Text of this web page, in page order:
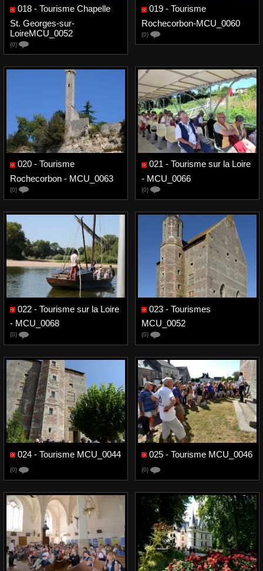
018 - Tourisme Chapelle
St. Georges-sur-
LoireMCU_0052
{0}
019 - Tourisme
Rochecorbon-MCU_0060
{0}
020 - Tourisme
Rochecorbon - MCU_0063
{0}
021 - Tourisme sur la Loire
- MCU_0066
{0}
022 - Tourisme sur la Loire
- MCU_0068
{0}
023 - Tourismes
MCU_0052
{0}
024 - Tourisme MCU_0044
{0}
025 - Tourisme MCU_0046
{0}